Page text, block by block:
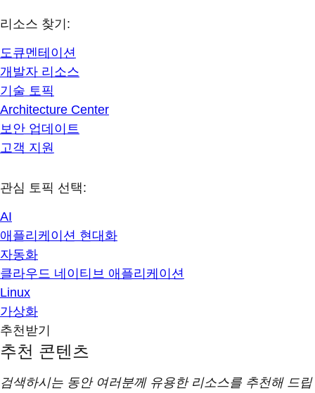
리소스 찾기:
도큐멘테이션
개발자 리소스
기술 토픽
Architecture Center
보안 업데이트
고객 지원
관심 토픽 선택:
AI
애플리케이션 현대화
자동화
클라우드 네이티브 애플리케이션
Linux
가상화
추천받기
추천 콘텐츠
검색하시는 동안 여러분께 유용한 리소스를 추천해 드립